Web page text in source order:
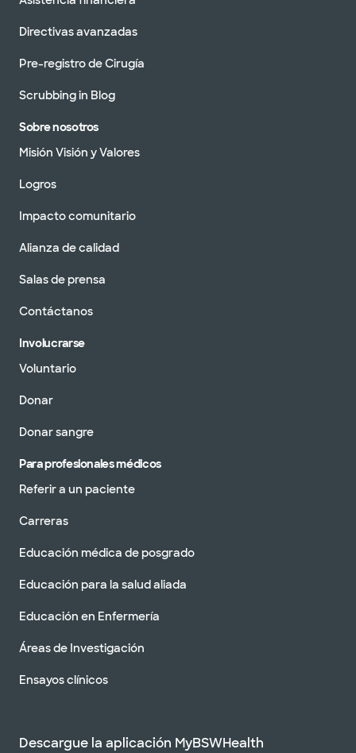
Directivas avanzadas
Pre-registro de Cirugía
Scrubbing in Blog
Sobre nosotros
Misión Visión y Valores
Logros
Impacto comunitario
Alianza de calidad
Salas de prensa
Contáctanos
Involucrarse
Voluntario
Donar
Donar sangre
Para profesionales médicos
Referir a un paciente
Carreras
Educación médica de posgrado
Educación para la salud aliada
Educación en Enfermería
Áreas de Investigación
Ensayos clínicos
Descargue la aplicación MyBSWHealth